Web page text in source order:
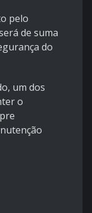
pelo
de suma
do
um dos
o